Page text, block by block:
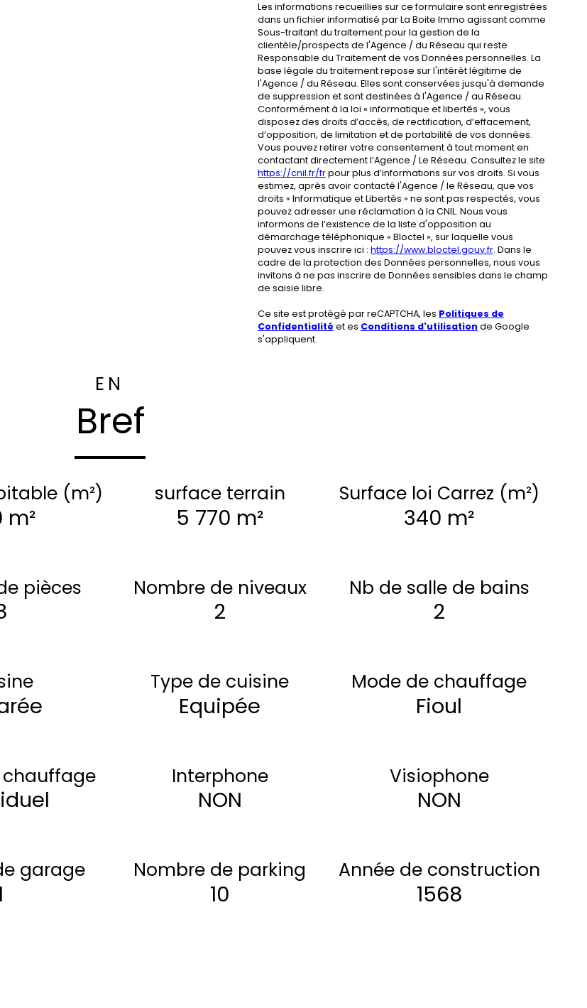
Les informations recueillies sur ce formulaire sont enregistrées
dans un fichier informatisé par La Boite Immo agissant comme
Sous-traitant du traitement pour la gestion de la
clientèle/prospects de l'Agence / du Réseau qui reste
Responsable du Traitement de vos Données personnelles. La
base légale du traitement repose sur l'intérêt légitime de
l'Agence / du Réseau. Elles sont conservées jusqu'à demande
de suppression et sont destinées à l'Agence / au Réseau.
Conformément à la loi « informatique et libertés », vous
disposez des droits d’accès, de rectification, d’effacement,
d’opposition, de limitation et de portabilité de vos données.
Vous pouvez retirer votre consentement à tout moment en
contactant directement l’Agence / Le Réseau. Consultez le site
https://cnil.fr/frpour plus d’informations sur vos droits. Si vous
estimez, après avoir contacté l'Agence / le Réseau, que vos
droits « Informatique et Libertés » ne sont pas respectés, vous
pouvez adresser une réclamation à la CNIL. Nous vous
informons de l’existence de la liste d'opposition au
démarchage téléphonique « Bloctel », sur laquelle vous
pouvez vous inscrire ici : https://www.bloctel.gouv.fr. Dans le
cadre de la protection des Données personnelles, nous vous
invitons à ne pas inscrire de Données sensibles dans le champ
de saisie libre.
Ce site est protégé par reCAPTCHA, les Politiques de
Confidentialité et es Conditions d'utilisation de Google
s'appliquent.
EN
Bref
(m²)
m²
surface terrain
5 770 m²
Surface loi Carrez (m²)
340 m²
pièces Nombre de niveaux
2
Nb de salle de bains
2
Type de cuisine
Equipée
Mode de chauffage
Fioul
Interphone
NON
Visiophone
NON
garage Nombre de parking
10
Année de construction
1568